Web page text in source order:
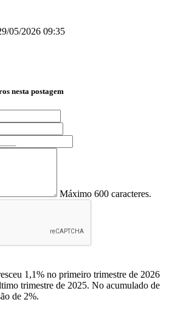
05/2026 09:35
nesta postagem
Máximo 600 caracteres.
​1,1% no primeiro trimestre de 2026
trimestre de 2025. No acumulado de
de 2%.